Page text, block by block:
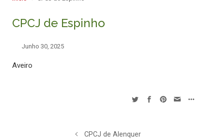
CPCJ de Espinho
Junho 30, 2025
Aveiro
CPCJ de Alenquer